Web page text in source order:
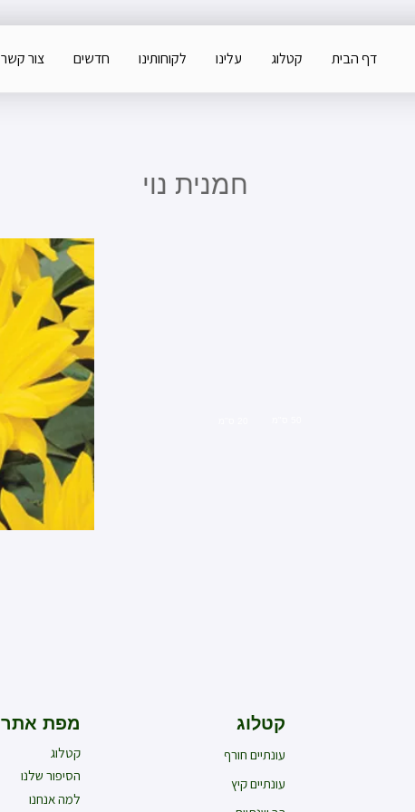
דף הבית קטלוג עלינו לקוחותינו חדשים צור קשר
חמנית נוי
מפת אתר
קטלוג
הסיפור שלנו
למה אנחנו
קטלוג
עונתיים חורף
עונתיים קיץ